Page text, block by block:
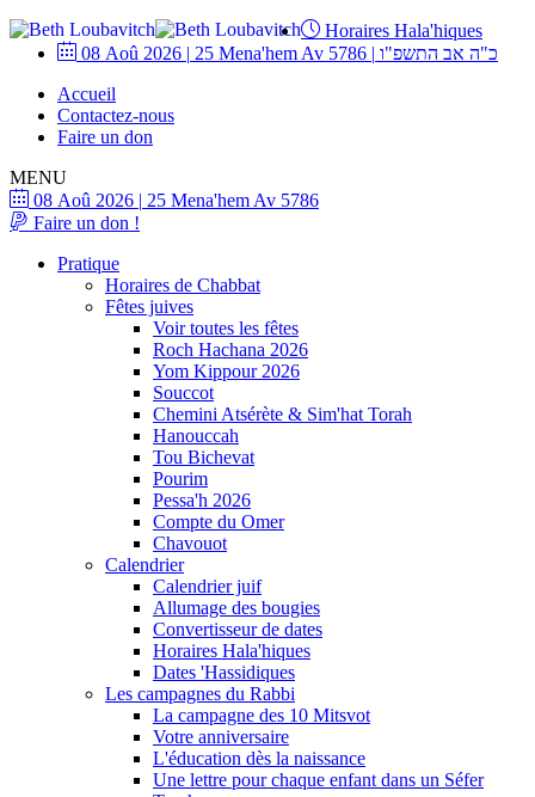
Horaires Hala'hiques
08 Aoû 2026 | 25 Mena'hem Av 5786 | כ"ה אב התשפ"ו
Accueil
Contactez-nous
Faire un don
MENU
08 Aoû 2026 | 25 Mena'hem Av 5786
Faire un don !
Pratique
Horaires de Chabbat
Fêtes juives
Voir toutes les fêtes
Roch Hachana 2026
Yom Kippour 2026
Souccot
Chemini Atsérète & Sim'hat Torah
Hanouccah
Tou Bichevat
Pourim
Pessa'h 2026
Compte du Omer
Chavouot
Calendrier
Calendrier juif
Allumage des bougies
Convertisseur de dates
Horaires Hala'hiques
Dates 'Hassidiques
Les campagnes du Rabbi
La campagne des 10 Mitsvot
Votre anniversaire
L'éducation dès la naissance
Une lettre pour chaque enfant dans un Séfer